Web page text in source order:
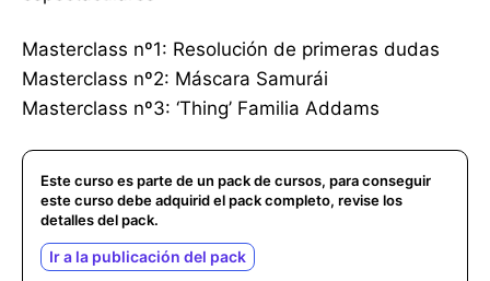
Masterclass nº1: Resolución de primeras dudas
Masterclass nº2: Máscara Samurái
Masterclass nº3: ‘Thing’ Familia Addams
Este curso es parte de un pack de cursos, para conseguir
este curso debe adquirid el pack completo, revise los
detalles del pack.
Ir a la publicación del pack